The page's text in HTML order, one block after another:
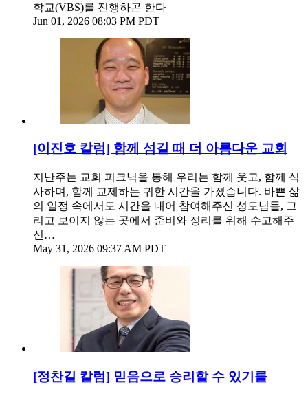
학교(VBS)를 진행하곤 한다
Jun 01, 2026 08:03 PM PDT
[이진호 칼럼] 함께 섬길 때 더 아름다운 교회
지난주는 교회 피크닉을 통해 우리는 함께 웃고, 함께 식
사하며, 함께 교제하는 귀한 시간을 가졌습니다. 바쁜 삶
의 일정 속에서도 시간을 내어 참여해주신 성도님들, 그
리고 보이지 않는 곳에서 준비와 정리를 위해 수고해주
신…
May 31, 2026 09:37 AM PDT
[정찬길 칼럼] 믿음으로 승리할 수 있기를